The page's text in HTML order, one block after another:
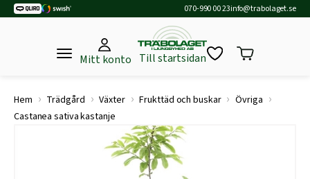
070-990 00 23info@trabolaget.se
Mitt konto Till startsidan
Hem › Trädgård › Växter › Frukttäd och buskar › Övriga ›
Castanea sativa kastanje